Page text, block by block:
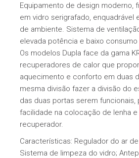
Equipamento de design moderno,
em vidro serigrafado, enquadrável
de ambiente. Sistema de
elevada potência e baixo consumo
Os modelos Dupla face da gama
recuperadores de calor que
aquecimento e conforto em duas
mesma divisão fazer a divisão do
das duas portas serem funcionais,
facilidade na colocação de lenha
recuperador.
Características: Regulador do ar
Sistema de limpeza do vidro;